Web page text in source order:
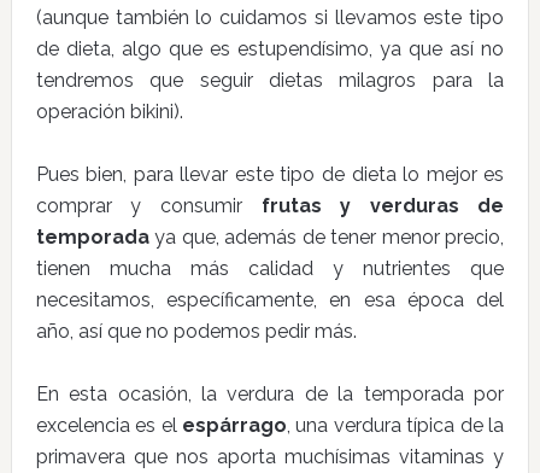
(aunque también lo cuidamos si llevamos este tipo
de dieta, algo que es estupendísimo, ya que así no
tendremos que seguir dietas milagros para la
operación bikini).
Pues bien, para llevar este tipo de dieta lo mejor es
comprar y consumir frutas y verduras de
temporadaya que, además de tener menor precio,
tienen mucha más calidad y nutrientes que
necesitamos, específicamente, en esa época del
año, así que no podemos pedir más.
En esta ocasión, la verdura de la temporada por
excelencia es el espárrago, una verdura típica de la
primavera que nos aporta muchísimas vitaminas y